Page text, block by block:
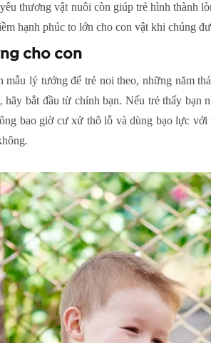
thương vật nuôi còn giúp trẻ hình thành
hạnh phúc to lớn cho con vật khi chúng
cho con
mẫu lý tưởng để trẻ noi theo, những năm
hãy bắt đầu từ chính bạn. Nếu trẻ thấy bạn
bao giờ cư xử thô lỗ và dùng bạo lực